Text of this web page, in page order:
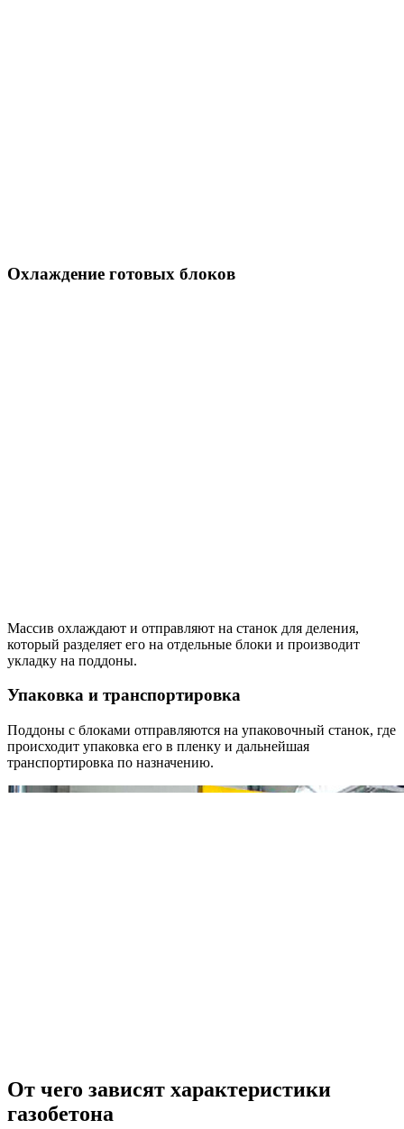
Охлаждение готовых блоков
Массив охлаждают и отправляют на станок для деления,
который разделяет его на отдельные блоки и производит
укладку на поддоны.
Упаковка и транспортировка
Поддоны с блоками отправляются на упаковочный станок, где
происходит упаковка его в пленку и дальнейшая
транспортировка по назначению.
От чего зависят характеристики
газобетона